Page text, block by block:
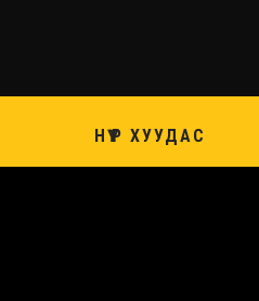
НҮҮР ХУУДАС